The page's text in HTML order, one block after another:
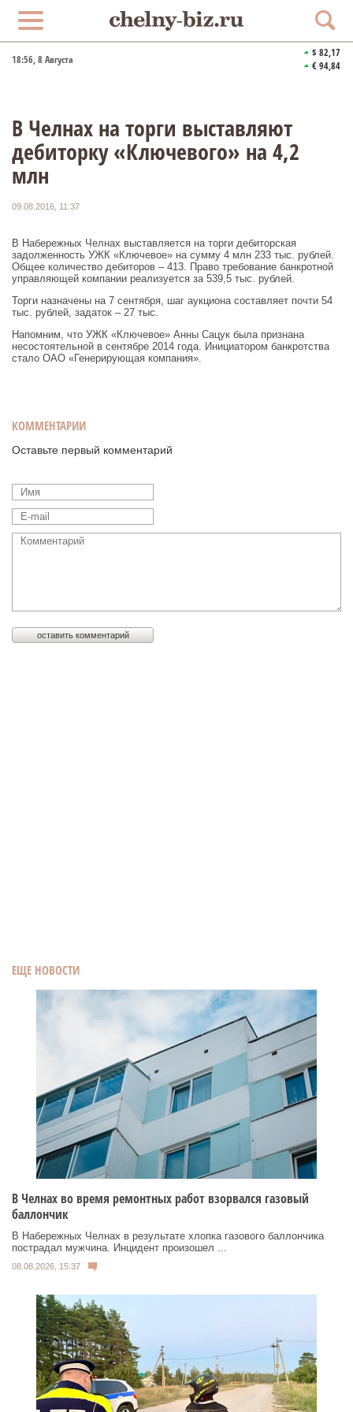
18:56, 8 Августа
$ 82,17
€ 94,84
ЕЩЕ НОВОСТИ
В Челнах во время ремонтных работ взорвался газовый
баллончик
В Набережных Челнах в результате хлопка газового баллончика
пострадал мужчина. Инцидент произошел ...
08.08.2026, 15:37
В Челнах на торги выставляют
дебиторку «Ключевого» на 4,2
млн
09.08.2016, 11:37
В Набережных Челнах выставляется на торги дебиторская
задолженность УЖК «Ключевое» на сумму 4 млн 233 тыс. рублей.
Общее количество дебиторов – 413. Право требование банкротной
управляющей компании реализуется за 539,5 тыс. рублей.
Торги назначены на 7 сентября, шаг аукциона составляет почти 54
тыс. рублей, задаток – 27 тыс.
Напомним, что УЖК «Ключевое» Анны Сацук была признана
несостоятельной в сентябре 2014 года. Инициатором банкротства
стало ОАО «Генерирующая компания».
КОММЕНТАРИИ
Оставьте первый комментарий